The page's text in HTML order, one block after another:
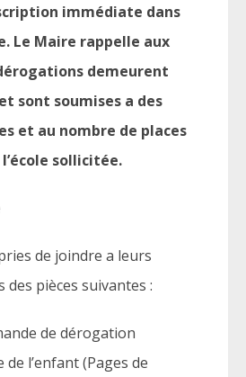
immédiate dans
Le Maire rappelle aux
demeurent
sont soumises a des
et au nombre de places
sollicitée.
de joindre a leurs
des pièces suivantes :
de dérogation
l’enfant (Pages de